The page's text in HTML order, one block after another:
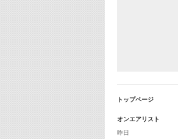
トップページ
オンエアリスト
昨日